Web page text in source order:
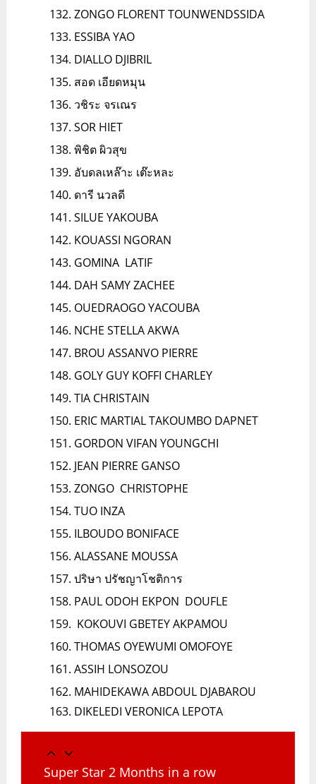
ZONGO FLORENT TOUNWENDSSIDA
ESSIBA YAO
DIALLO DJIBRIL
สอด เอียดหมุน
วชิระ จรเณร
SOR HIET
พิชิต ผิวสุข
อับดลเหล๊าะ เต๊ะหละ
ดารี นวลดี
SILUE YAKOUBA
KOUASSI NGORAN
GOMINA LATIF
DAH SAMY ZACHEE
OUEDRAOGO YACOUBA
NCHE STELLA AKWA
BROU ASSANVO PIERRE
GOLY GUY KOFFI CHARLEY
TIA CHRISTAIN
ERIC MARTIAL TAKOUMBO DAPNET
GORDON VIFAN YOUNGCHI
JEAN PIERRE GANSO
ZONGO CHRISTOPHE
TUO INZA
ILBOUDO BONIFACE
ALASSANE MOUSSA
ปริษา ปรัชญาโชติการ
PAUL ODOH EKPON DOUFLE
KOKOUVI GBETEY AKPAMOU
THOMAS OYEWUMI OMOFOYE
ASSIH LONSOZOU
MAHIDEKAWA ABDOUL DJABAROU
DIKELEDI VERONICA LEPOTA
Super Star 2 Months in a row